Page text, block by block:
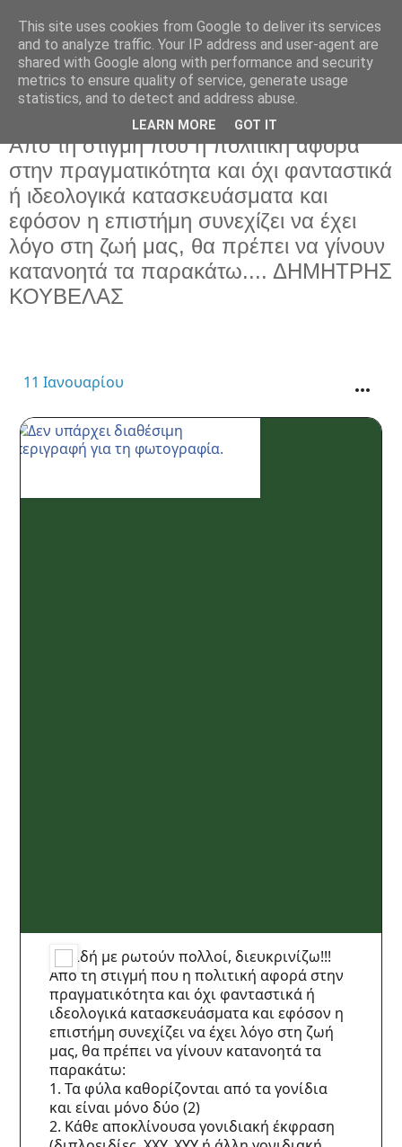
Πέμπτη 18 Ιανουαρίου 2024
Από τη στιγμή που η πολιτική αφορά
στην πραγματικότητα και όχι φανταστικά
ή ιδεολογικά κατασκευάσματα και
εφόσον η επιστήμη συνεχίζει να έχει
λόγο στη ζωή μας, θα πρέπει να γίνουν
κατανοητά τα παρακάτω.... ΔΗΜΗΤΡΗΣ
ΚΟΥΒΕΛΑΣ
11 Ιανουαρίου
Επειδή με ρωτούν πολλοί, διευκρινίζω!!!
Από τη στιγμή που η πολιτική αφορά στην
πραγματικότητα και όχι φανταστικά ή
ιδεολογικά κατασκευάσματα και εφόσον η
επιστήμη συνεχίζει να έχει λόγο στη ζωή
μας, θα πρέπει να γίνουν κατανοητά τα
παρακάτω:
1. Τα φύλα καθορίζονται από τα γονίδια
και είναι μόνο δύο (2)
2. Κάθε αποκλίνουσα γονιδιακή έκφραση
This site uses cookies from Google to deliver its services
and to analyze traffic. Your IP address and user-agent are
shared with Google along with performance and security
metrics to ensure quality of service, generate usage
statistics, and to detect and address abuse.
LEARN MORE GOT IT